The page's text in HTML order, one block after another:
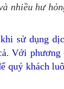
nhiều hư
sử dụng
Với phương
khách